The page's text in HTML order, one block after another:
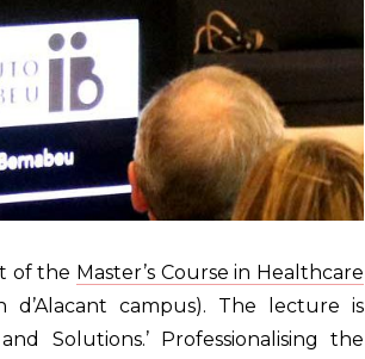
of the Master’s Course in Healthcare
d’Alacant campus). The lecture is
Solutions.’ Professionalising the